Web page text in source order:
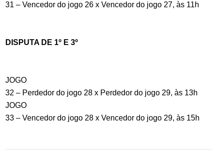
31 – Vencedor do jogo 26 x Vencedor do jogo 27, às 11h
DISPUTA DE 1º E 3º
JOGO
32 – Perdedor do jogo 28 x Perdedor do jogo 29, às 13h
JOGO
33 – Vencedor do jogo 28 x Vencedor do jogo 29, às 15h